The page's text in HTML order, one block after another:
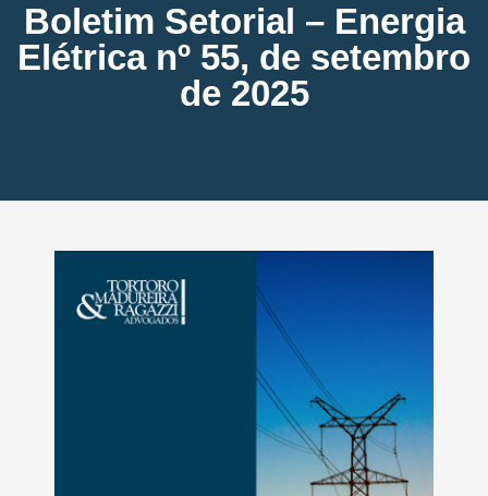
Boletim Setorial – Energia
Elétrica nº 55, de setembro
de 2025